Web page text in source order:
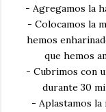
- Agregamos la
- Colocamos la
hemos
que hemos
- Cubrimos con
durante 30
- Aplastamos la